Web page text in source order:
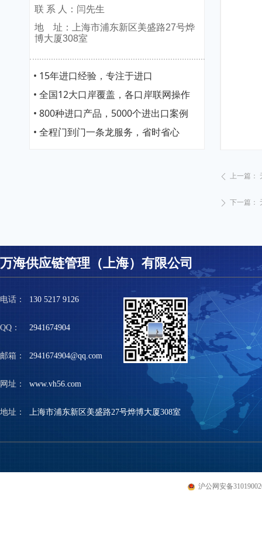
• 15年进口经验，专注于进口
• 全国12大口岸覆盖，各口岸联网操作
• 800种进口产品，5000个进出口案例
• 全程门到门一条龙服务，省时省心
联 系 人：闫先生
地 址：上海市浦东新区美盛路27号烨
博大厦308室
ꄴ 上一篇：
ꄲ 下一篇：
电话： 130 5217 9126
QQ： 2941674904
邮箱： 2941674904@qq.com
网址： www.vh56.com
地址： 上海市浦东新区美盛路27号烨博大厦308室
万海供应链管理（上海）有限公司
沪公网安备